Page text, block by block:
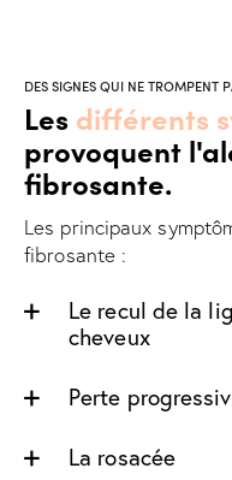
DES SIGNES QUI NE TROMPENT
Les différents
provoquent
fibrosante.
Les principaux
fibrosante :
Le recul de la
cheveux
Perte
La rosacée